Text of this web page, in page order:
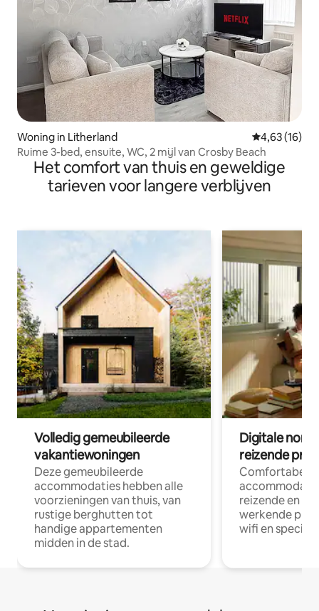
Woning in Litherland Gemiddelde
4,63 (16)
Ruime 3-bed, ensuite, WC, 2 mijl van Crosby Beach
Het comfort van thuis en geweldige
tarieven voor langere verblijven
Volledig gemeubileerde
vakantiewoningen
Deze gemeubileerde
accommodaties hebben alle
voorzieningen van thuis, van
rustige berghutten tot
handige appartementen
midden in de stad.
Digitale
reizende
Comfortabele
reizende en
werkende
wifi en